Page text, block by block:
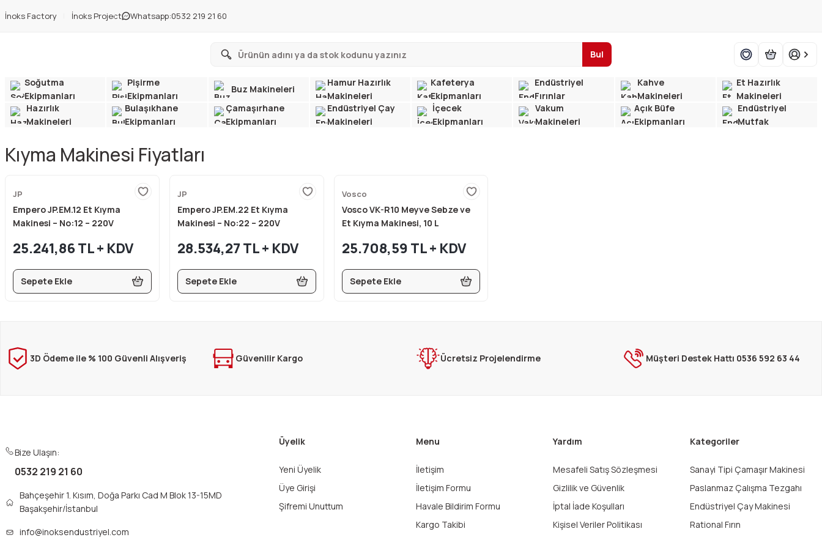
İnoks Factory İnoks Project Whatsapp:0532 219 21 60
Bul
Soğutma
Ekipmanları
Pişirme
Ekipmanları
Buz Makineleri
Hamur Hazırlık
Makineleri
Kafeterya
Ekipmanları
Endüstriyel
Fırınlar
Kahve
Makineleri
Et Hazırlık
Makineleri
Hazırlık
Makineleri
Bulaşıkhane
Ekipmanları
Çamaşırhane
Ekipmanları
Endüstriyel Çay
Makineleri
İçecek
Ekipmanları
Vakum
Makineleri
Açık Büfe
Ekipmanları
Endüstriyel
Mutfak
Kıyma Makinesi Fiyatları
JP
Empero JP.EM.12 Et Kıyma
Makinesi – No:12 – 220V
25.241,86 TL + KDV
Sepete Ekle
JP
Empero JP.EM.22 Et Kıyma
Makinesi – No:22 – 220V
28.534,27 TL + KDV
Sepete Ekle
Vosco
Vosco VK-R10 Meyve Sebze ve
Et Kıyma Makinesi, 10 L
25.708,59 TL + KDV
Sepete Ekle
3D Ödeme ile % 100 Güvenli Alışveriş Güvenilir Kargo Ücretsiz Projelendirme Müşteri Destek Hattı 0536 592 63 44
Bize Ulaşın:
0532 219 21 60
Bahçeşehir 1. Kısım, Doğa Parkı Cad M Blok 13-15MD
Başakşehir/İstanbul
info@inoksendustriyel.com
Üyelik
Yeni Üyelik
Üye Girişi
Şifremi Unuttum
Menu
İletişim
İletişim Formu
Havale Bildirim Formu
Kargo Takibi
Yardım
Mesafeli Satış Sözleşmesi
Gizlilik ve Güvenlik
İptal İade Koşulları
Kişisel Veriler Politikası
Kategoriler
Sanayi Tipi Çamaşır Makinesi
Paslanmaz Çalışma Tezgahı
Endüstriyel Çay Makinesi
Rational Fırın